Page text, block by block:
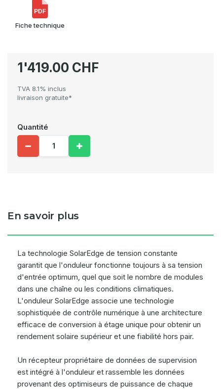
PDF
Fiche technique
1'419.00 CHF
TVA 8.1% inclus
livraison gratuite*
Quantité
En savoir plus
La technologie SolarEdge de tension constante
garantit que l'onduleur fonctionne toujours à sa tension
d'entrée optimum, quel que soit le nombre de modules
dans une chaîne ou les conditions climatiques.
L'onduleur SolarEdge associe une technologie
sophistiquée de contrôle numérique à une architecture
efficace de conversion à étage unique pour obtenir un
rendement solaire supérieur et une fiabilité hors pair.
Un récepteur propriétaire de données de supervision
est intégré à l'onduleur et rassemble les données
provenant des optimiseurs de puissance de chaque